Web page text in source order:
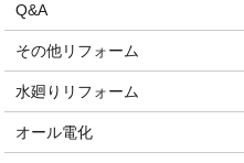
Q&A
その他リフォーム
水廻りリフォーム
オール電化